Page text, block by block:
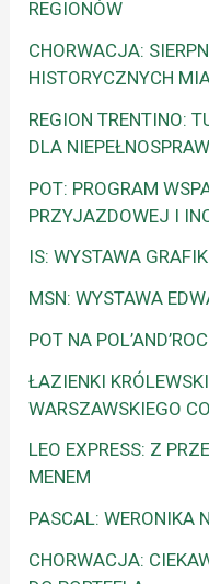
REGIONÓW
CHORWACJA:
HISTORYCZNYCH
REGION TRENTINO:
DLA
POT: PROGRAM
PRZYJAZDOWEJ I
IS: WYSTAWA
MSN: WYSTAWA
POT NA
ŁAZIENKI
WARSZAWSKIEGO
LEO EXPRESS: Z
MENEM
PASCAL: WERONIKA
CHORWACJA: